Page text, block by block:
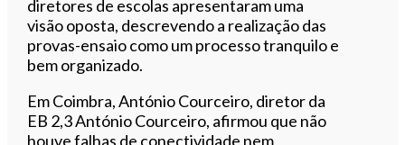
diretores de escolas apresentaram uma
visão oposta, descrevendo a realização das
provas-ensaio como um processo tranquilo e
bem organizado.
Em Coimbra, António Courceiro, diretor da
EB 2,3 António Courceiro, afirmou que não
houve falhas de conectividade nem